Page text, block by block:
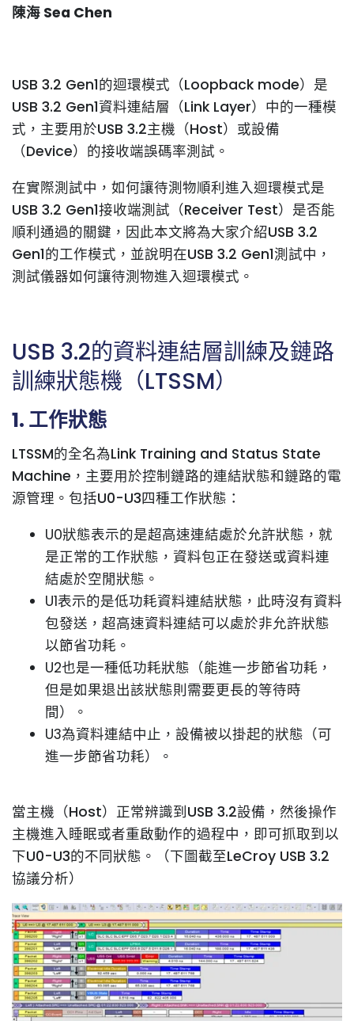
陳海 Sea Chen
USB 3.2 Gen1的迴環模式（Loopback mode）是
USB 3.2 Gen1資料連結層（Link Layer）中的一種模
式，主要用於USB 3.2主機（Host）或設備
（Device）的接收端誤碼率測試。
在實際測試中，如何讓待測物順利進入迴環模式是
USB 3.2 Gen1接收端測試（Receiver Test）是否能
順利通過的關鍵，因此本文將為大家介紹USB 3.2
Gen1的工作模式，並說明在USB 3.2 Gen1測試中，
測試儀器如何讓待測物進入迴環模式。
USB 3.2的資料連結層訓練及鏈路
訓練狀態機（LTSSM）
1. 工作狀態
LTSSM的全名為Link Training and Status State
Machine，主要用於控制鏈路的連結狀態和鏈路的電
源管理。包括U0-U3四種工作狀態：
U0狀態表示的是超高速連結處於允許狀態，就
是正常的工作狀態，資料包正在發送或資料連
結處於空閒狀態。
U1表示的是低功耗資料連結狀態，此時沒有資料
包發送，超高速資料連結可以處於非允許狀態
以節省功耗。
U2也是一種低功耗狀態（能進一步節省功耗，
但是如果退出該狀態則需要更長的等待時
間）。
U3為資料連結中止，設備被以掛起的狀態（可
進一步節省功耗）。
當主機（Host）正常辨識到USB 3.2設備，然後操作
主機進入睡眠或者重啟動作的過程中，即可抓取到以
下U0-U3的不同狀態。（下圖截至LeCroy USB 3.2
協議分析）